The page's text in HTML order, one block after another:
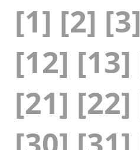
[1] [2] [3]
[12] [13]
[21] [22]